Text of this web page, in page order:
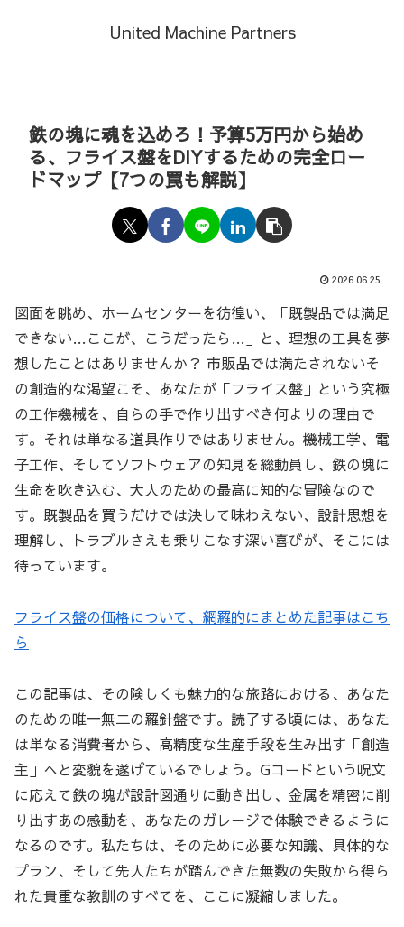
United Machine Partners
鉄の塊に魂を込めろ！予算5万円から始め
る、フライス盤をDIYするための完全ロー
ドマップ【7つの罠も解説】
2026.06.25
図面を眺め、ホームセンターを彷徨い、「既製品では満足
できない…ここが、こうだったら…」と、理想の工具を夢
想したことはありませんか？ 市販品では満たされないそ
の創造的な渇望こそ、あなたが「フライス盤」という究極
の工作機械を、自らの手で作り出すべき何よりの理由で
す。それは単なる道具作りではありません。機械工学、電
子工作、そしてソフトウェアの知見を総動員し、鉄の塊に
生命を吹き込む、大人のための最高に知的な冒険なので
す。既製品を買うだけでは決して味わえない、設計思想を
理解し、トラブルさえも乗りこなす深い喜びが、そこには
待っています。
フライス盤の価格について、網羅的にまとめた記事はこち
ら
この記事は、その険しくも魅力的な旅路における、あなた
のための唯一無二の羅針盤です。読了する頃には、あなた
は単なる消費者から、高精度な生産手段を生み出す「創造
主」へと変貌を遂げているでしょう。Gコードという呪文
に応えて鉄の塊が設計図通りに動き出し、金属を精密に削
り出すあの感動を、あなたのガレージで体験できるように
なるのです。私たちは、そのために必要な知識、具体的な
プラン、そして先人たちが踏んできた無数の失敗から得ら
れた貴重な教訓のすべてを、ここに凝縮しました。